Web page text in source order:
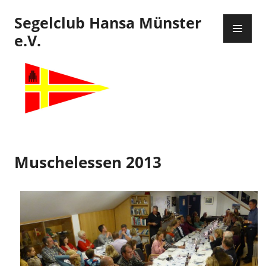
Inhalt
springen
Segelclub Hansa Münster
e.V.
Muschelessen 2013